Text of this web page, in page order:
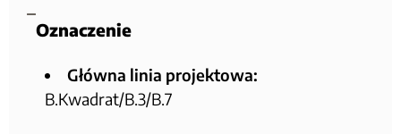
Oznaczenie
Główna linia projektowa:
B.Kwadrat/B.3/B.7